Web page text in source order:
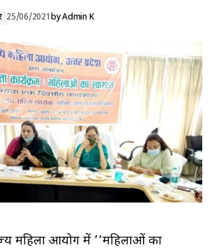
25/06/2021byAdmin K
महिला आयोग में ’’महिलाओं का